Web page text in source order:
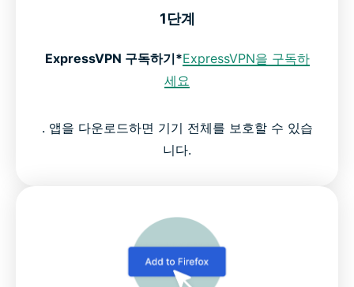
1단계
ExpressVPN 구독하기*ExpressVPN을 구독하
세요
. 앱을 다운로드하면 기기 전체를 보호할 수 있습
니다.